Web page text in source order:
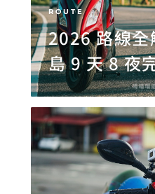
ROUTE
2026 路線全
島 9 天 8 夜